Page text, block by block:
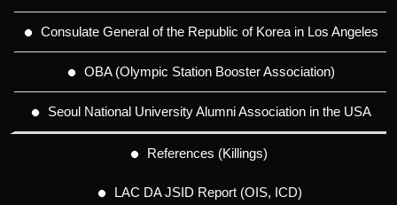
Consulate General of the Republic of Korea in Los Angeles
OBA (Olympic Station Booster Association)
Seoul National University Alumni Association in the USA
References (Killings)
LAC DA JSID Report (OIS, ICD)